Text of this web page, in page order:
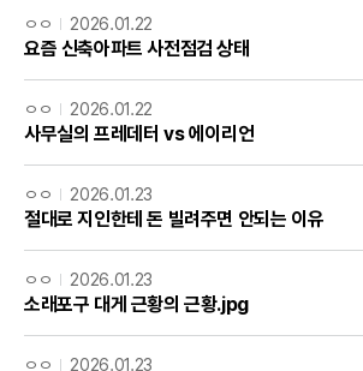
ㅇㅇ 2026.01.22
요즘 신축아파트 사전점검 상태
ㅇㅇ 2026.01.22
사무실의 프레데터 vs 에이리언
ㅇㅇ 2026.01.23
절대로 지인한테 돈 빌려주면 안되는 이유
ㅇㅇ 2026.01.23
소래포구 대게 근황의 근황.jpg
ㅇㅇ 2026.01.23